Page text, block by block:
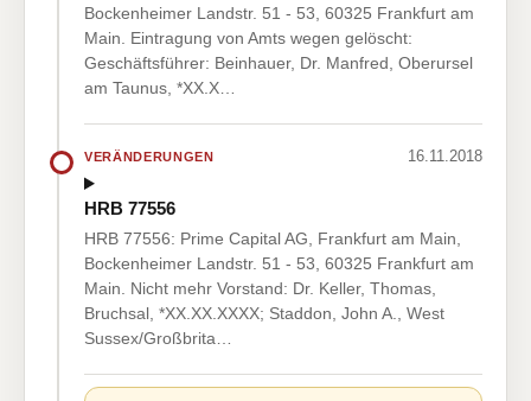
Bockenheimer Landstr. 51 - 53, 60325 Frankfurt am
Main. Eintragung von Amts wegen gelöscht:
Geschäftsführer: Beinhauer, Dr. Manfred, Oberursel
am Taunus, *XX.X…
VERÄNDERUNGEN 16.11.2018
HRB 77556
HRB 77556: Prime Capital AG, Frankfurt am Main,
Bockenheimer Landstr. 51 - 53, 60325 Frankfurt am
Main. Nicht mehr Vorstand: Dr. Keller, Thomas,
Bruchsal, *XX.XX.XXXX; Staddon, John A., West
Sussex/Großbrita…